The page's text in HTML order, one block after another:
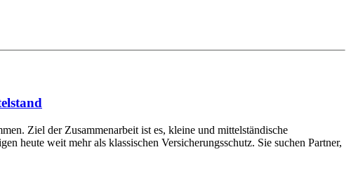
Ziel der Zusammenarbeit ist es, kleine und mittelständische
heute weit mehr als klassischen Versicherungsschutz. Sie suchen Partner,